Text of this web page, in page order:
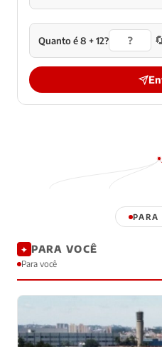
Quanto é 8 + 12?
PARA
✦ PARA VOCÊ
Para você